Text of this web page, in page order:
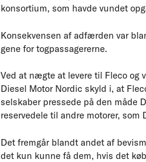
konsortium, som havde vundet
Konsekvensen af adfærden var
gene for togpassagererne.
Ved at nægte at levere til Fleco og
Diesel Motor Nordic skyld i, at
selskaber pressede på den måde
reservedele til andre motorer,
Det fremgår blandt andet af
det kun kunne få dem, hvis det